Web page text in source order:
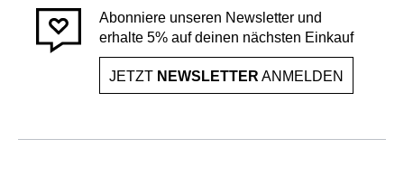
Abonniere unseren Newsletter und
erhalte 5% auf deinen nächsten Einkauf
JETZT NEWSLETTER ANMELDEN